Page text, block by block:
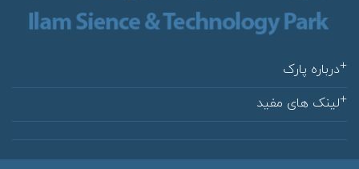
درباره پارک
لینک های مفید